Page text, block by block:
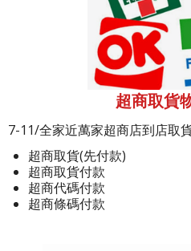
超商取貨
7-11/全家近萬家超商店到店取
超商取貨(先付款)
超商取貨付款
超商代碼付款
超商條碼付款